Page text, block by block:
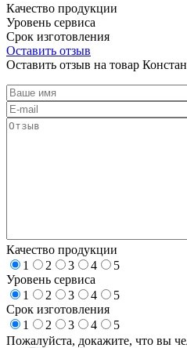
Качество продукции
Уровень сервиса
Срок изготовления
Оставить отзыв
Оставить отзыв на товар
Качество продукции
1
2 3 4
5
Уровень сервиса
1
2 3 4
5
Срок изготовления
1
2 3 4
5
Пожалуйста, докажите, что вы